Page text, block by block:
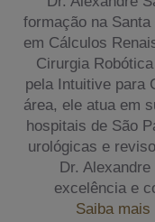
formação na
em Cálculos
Cirurgia
pela Intuitive para
área, ele atua em
hospitais de São
urológicas e
Dr.
excelência e
Saiba mais